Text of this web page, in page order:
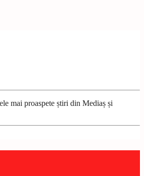
mai proaspete știri din Mediaș și